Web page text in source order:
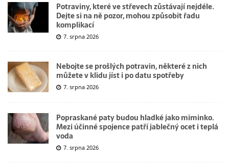
Potraviny, které ve střevech zůstávají nejdéle.
Dejte si na ně pozor, mohou způsobit řadu
komplikací
7. srpna 2026
Nebojte se prošlých potravin, některé z nich
můžete v klidu jíst i po datu spotřeby
7. srpna 2026
Popraskané paty budou hladké jako miminko.
Mezi účinné spojence patří jablečný ocet i teplá
voda
7. srpna 2026